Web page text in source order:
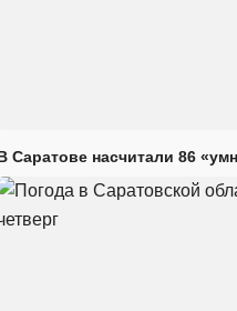
Саратове насчитали 86